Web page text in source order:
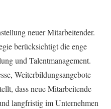
neuer Mitarbeitender.
berücksichtigt die enge
und Talentmanagement.
Weiterbildungsangebote
dass neue Mitarbeitende
langfristig im Unternehmen